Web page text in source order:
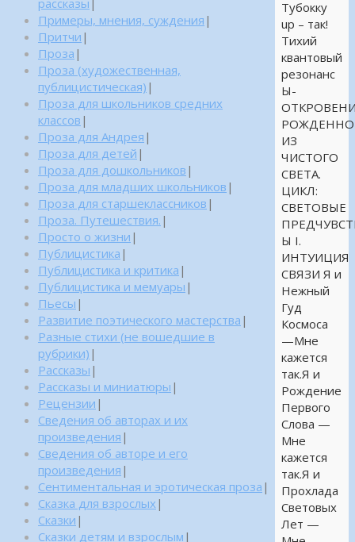
Тубокку
up – так!
Тихий
квантовый
резонанс
Ы-
ИЗ
ЧИСТОГО
СВЕТА.
ЦИКЛ:
СВЕТОВЫЕ
Ы I.
ИНТУИЦИЯ
СВЯЗИ Я и
Нежный
Гуд
Космоса
—Мне
кажется
так.Я и
Рождение
Первого
Слова —
Мне
кажется
так.Я и
Прохлада
Световых
Лет —
Примеры, мнения, суждения |
Притчи |
Проза |
Проза (художественная,
публицистическая) |
Проза для школьников средних
классов |
Проза для Андрея |
Проза для детей |
Проза для дошкольников |
Проза для младших школьников |
Проза для старшеклассников |
Проза. Путешествия. |
Просто о жизни |
Публицистика |
Публицистика и критика |
Публицистика и мемуары |
Пьесы |
Развитие поэтического мастерства |
Разные стихи (не вошедшие в
рубрики) |
Рассказы |
Рассказы и миниатюры |
Рецензии |
Сведения об авторах и их
произведения |
Сведения об авторе и его
произведения |
Сентиментальная и эротическая проза |
Сказка для взрослых |
Сказки |
Сказки детям и взрослым |